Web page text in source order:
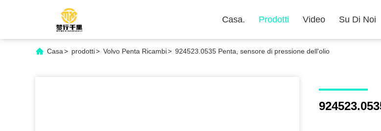
Casa. Prodotti Video Su Di Noi
Casa> prodotti> Volvo Penta Ricambi> 924523.0535 Penta, sensore di pressione dell'olio